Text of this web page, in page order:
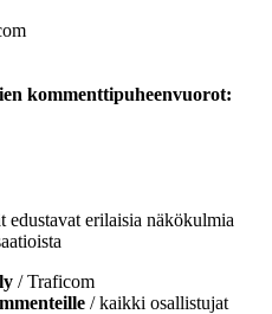
kommenttipuheenvuorot:
erilaisia näkökulmia
/ Traficom
/ kaikki osallistujat